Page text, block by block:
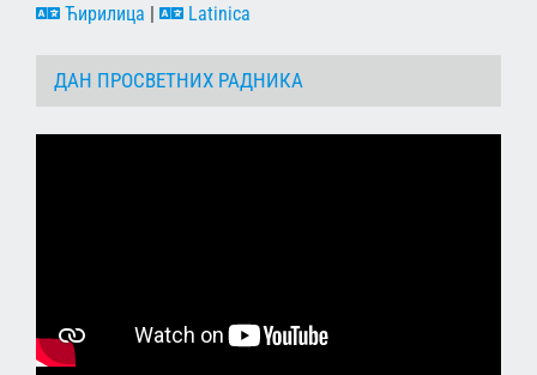
Ћирилица | Latinica
ДАН ПРОСВЕТНИХ РАДНИКА